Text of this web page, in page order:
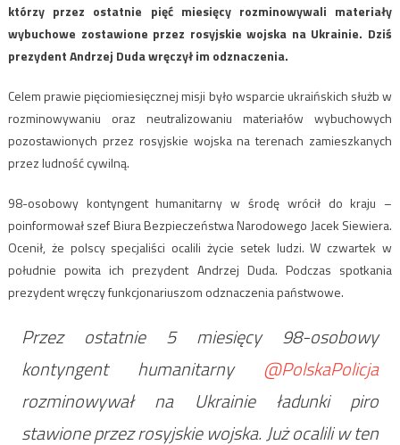
którzy przez ostatnie pięć miesięcy rozminowywali materiały
wybuchowe zostawione przez rosyjskie wojska na Ukrainie. Dziś
prezydent Andrzej Duda wręczył im odznaczenia.
Celem prawie pięciomiesięcznej misji było wsparcie ukraińskich służb w
rozminowywaniu oraz neutralizowaniu materiałów wybuchowych
pozostawionych przez rosyjskie wojska na terenach zamieszkanych
przez ludność cywilną.
98-osobowy kontyngent humanitarny w środę wrócił do kraju –
poinformował szef Biura Bezpieczeństwa Narodowego Jacek Siewiera.
Ocenił, że polscy specjaliści ocalili życie setek ludzi. W czwartek w
południe powita ich prezydent Andrzej Duda. Podczas spotkania
prezydent wręczy funkcjonariuszom odznaczenia państwowe.
Przez ostatnie 5 miesięcy 98-osobowy
kontyngent humanitarny @PolskaPolicja
rozminowywał na Ukrainie ładunki piro
stawione przez rosyjskie wojska. Już ocalili w ten